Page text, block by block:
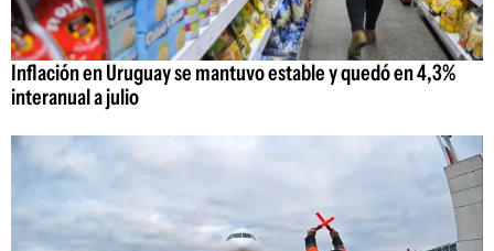
Inflación en Uruguay se mantuvo estable y quedó en 4,3%
interanual a julio